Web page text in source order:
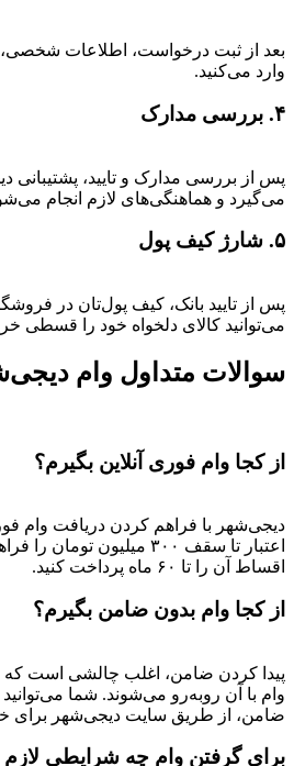
بعد از ثبت درخواست، اطلاعات
وارد می‌کنید.
۴. بررسی مدارک
پس از بررسی مدارک و تایید، پشتیبانی
می‌گیرد و هماهنگی‌های لازم انجام
۵. شارژ کیف پول
پس از تایید بانک، کیف پول‌تان در
می‌توانید کالای دلخواه خود را قسطی
سوالات متداول وام
از کجا وام فوری آنلاین بگیرم؟
دیجی‌شهر با فراهم کردن دریافت وام
اعتبار تا سقف ۳۰۰ میلیون
اقساط آن را تا ۶۰ ماه پرداخت کنید.
از کجا وام بدون ضامن بگیرم؟
پیدا کردن ضامن، اغلب چالشی است که
وام با آن روبه‌رو می‌شوند. شما می‌توانید
ضامن، از طریق سایت دیجی‌شهر برای
برای گرفتن وام چه شرایطی